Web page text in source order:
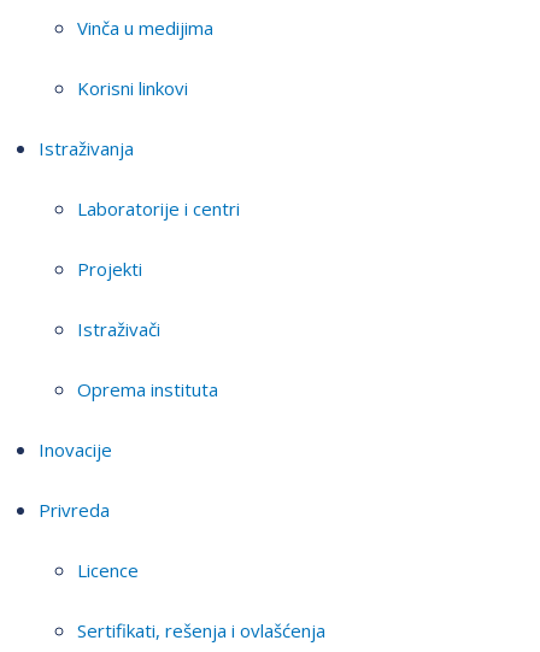
Vinča u medijima
Korisni linkovi
Istraživanja
Laboratorije i centri
Projekti
Istraživači
Oprema instituta
Inovacije
Privreda
Licence
Sertifikati, rešenja i ovlašćenja